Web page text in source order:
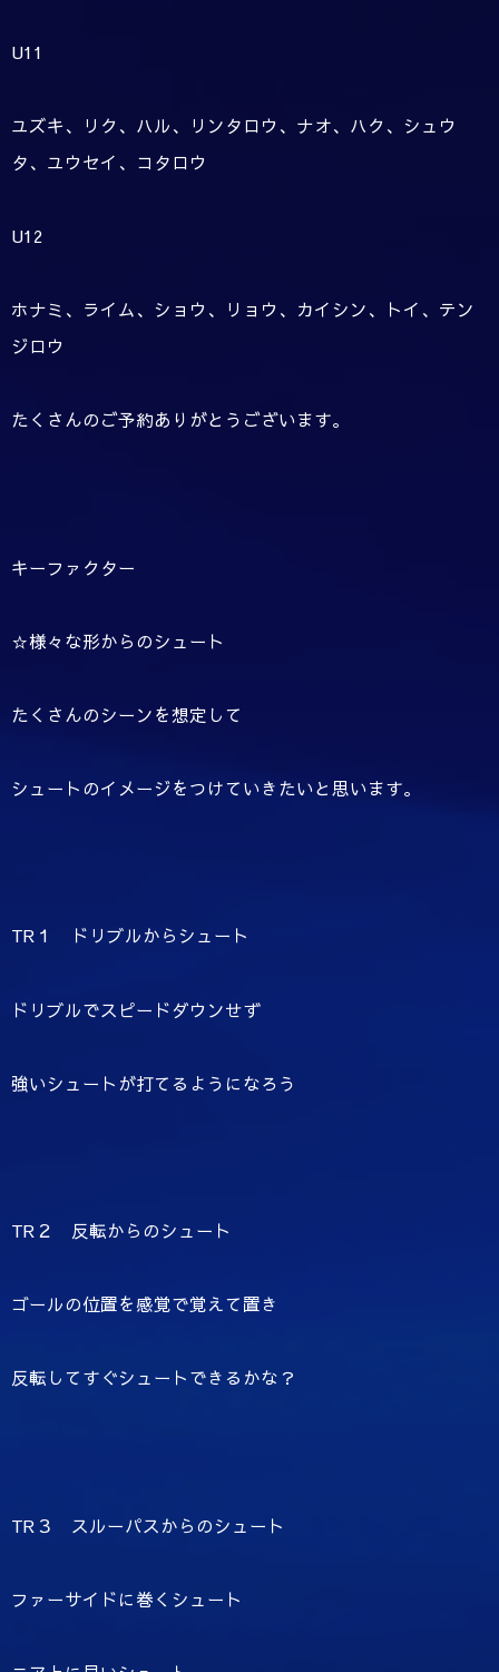
U11
ユズキ、リク、ハル、リンタロウ、ナオ、ハク、シュウ
タ、ユウセイ、コタロウ
U12
ホナミ、ライム、ショウ、リョウ、カイシン、トイ、テン
ジロウ
たくさんのご予約ありがとうございます。
キーファクター
☆様々な形からのシュート
たくさんのシーンを想定して
シュートのイメージをつけていきたいと思います。
TR１ ドリブルからシュート
ドリブルでスピードダウンせず
強いシュートが打てるようになろう
TR２ 反転からのシュート
ゴールの位置を感覚で覚えて置き
反転してすぐシュートできるかな？
TR３ スルーパスからのシュート
ファーサイドに巻くシュート